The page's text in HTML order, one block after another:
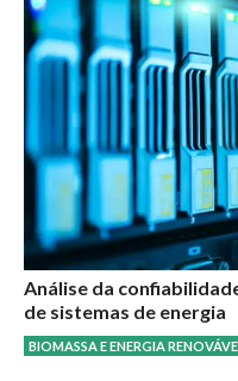
Análise da
de sistemas de energia
BIOMASSA E ENERGIA